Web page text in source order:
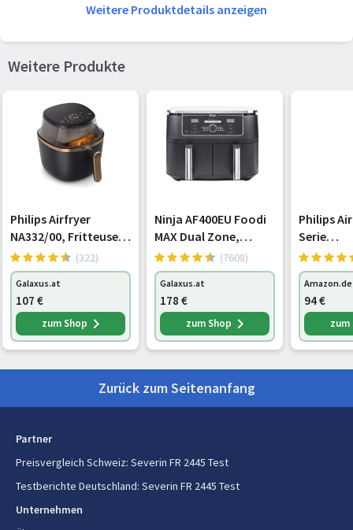
Eingebautes Display Ja
Anzeigelicht Ja
Temperaturanzeige Ja
Betriebsbereitschaftsanzeige Ja
Gewicht und Abmessungen
Breite 315 mm
Tiefe 365 mm
Höhe 350 mm
Gewicht 5 kg
Sonstige Funktionen
Bauart
Weitere Produktdetails anzeigen
Weitere Produkte
Philips Airfryer
NA332/00, Fritteuse,
Schwarz
(322)
Galaxus.at
107 €
zum Shop
Ninja AF400EU Foodi
MAX Dual Zone,
Fritteuse, Schwarz
(7608)
Galaxus.at
178 €
zum Shop
Philips
Serie
Schwarz,
Amazon.de
94€
Zurück zum Seitenanfang
Partner
Preisvergleich Schweiz: Severin FR 2445 Test
Testberichte Deutschland: Severin FR 2445 Test
Unternehmen